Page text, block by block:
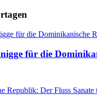
für die